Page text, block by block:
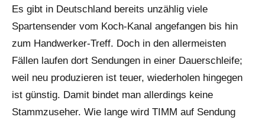
Es gibt in Deutschland bereits unzählig viele
Spartensender vom Koch-Kanal angefangen bis hin
zum Handwerker-Treff. Doch in den allermeisten
Fällen laufen dort Sendungen in einer Dauerschleife;
weil neu produzieren ist teuer, wiederholen hingegen
ist günstig. Damit bindet man allerdings keine
Stammzuseher. Wie lange wird TIMM auf Sendung